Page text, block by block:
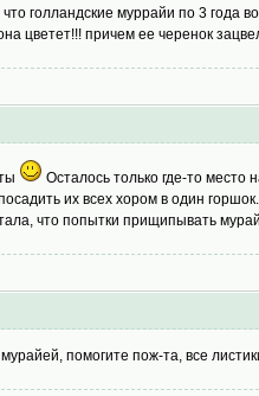
голландские муррайи по 3 года
цветет!!! причем ее черенок
Осталось только где-то место
их всех хором в один горшок.
что попытки прищипывать
помогите пож-та, все